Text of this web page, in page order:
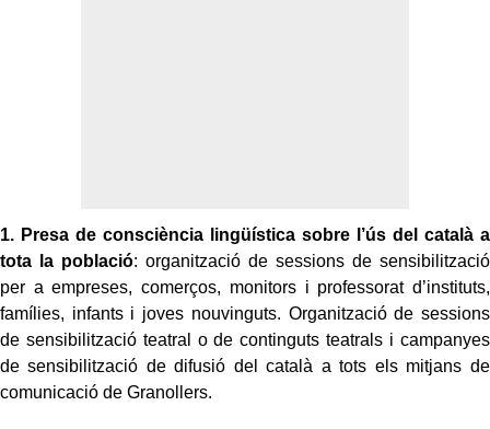
1. Presa de consciència lingüística sobre l’ús del català a
tota la població: organització de sessions de sensibilització
per a empreses, comerços, monitors i professorat d’instituts,
famílies, infants i joves nouvinguts. Organització de sessions
de sensibilització teatral o de continguts teatrals i campanyes
de sensibilització de difusió del català a tots els mitjans de
comunicació de Granollers.